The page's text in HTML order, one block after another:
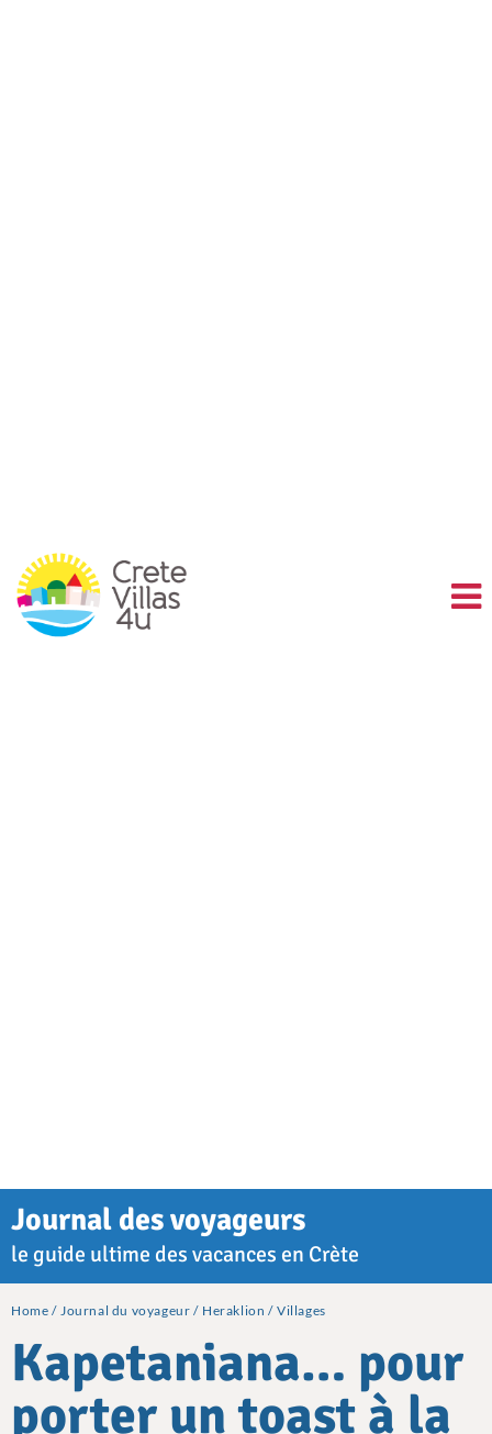
Journal des voyageurs
le guide ultime des vacances en Crète
Home Journal du voyageur Heraklion Villages
Kapetaniana… pour
porter un toast à la